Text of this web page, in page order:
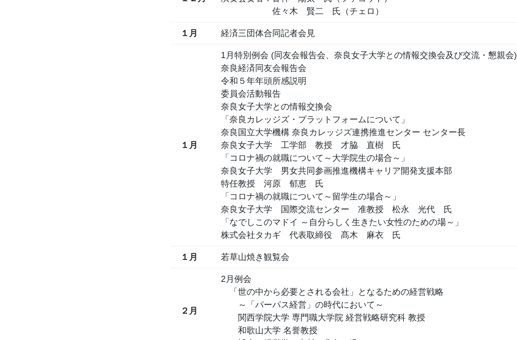
佐々木 賢二 氏（チェロ）
１月 経済三団体合同記者会見
１月
1月特別例会 (同友会報告会、奈良女子大学との情報交換会及び交流・懇親会)
奈良経済同友会報告会
令和５年年頭所感説明
委員会活動報告
奈良女子大学との情報交換会
「奈良カレッジズ・プラットフォームについて」
奈良国立大学機構 奈良カレッジズ連携推進センター センター長
奈良女子大学 工学部 教授 才脇 直樹 氏
「コロナ禍の就職について～大学院生の場合～」
奈良女子大学 男女共同参画推進機構キャリア開発支援本部
特任教授 河原 郁恵 氏
「コロナ禍の就職について～留学生の場合～」
奈良女子大学 国際交流センター 准教授 松永 光代 氏
「なでしこのマドイ ～自分らしく生きたい女性のための場～」
株式会社タカギ 代表取締役 髙木 麻衣 氏
１月 若草山焼き観覧会
２月
2月例会
「世の中から必要とされる会社」となるための経営戦略
～「パーパス経営」の時代において～
関西学院大学 専門職大学院 経営戦略研究科 教授
和歌山大学 名誉教授